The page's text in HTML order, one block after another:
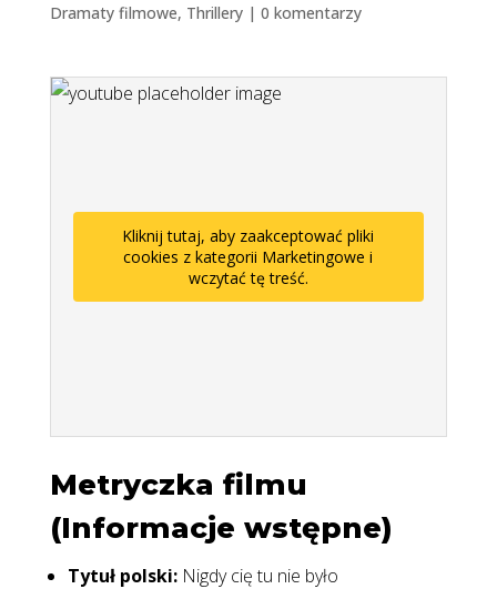
Dramaty filmowe, Thrillery| 0 komentarzy
Kliknij tutaj, aby zaakceptować pliki
cookies z kategorii Marketingowe i
wczytać tę treść.
Metryczka filmu
(Informacje wstępne)
Tytuł polski:Nigdy cię tu nie było